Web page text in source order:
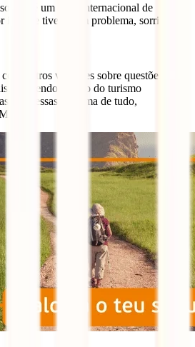
é um sinal internacional de
isso, se tiveres um problema, sorri!
outros viajantes sobre questões,
mantendo o ciclo do turismo
promessas e, acima de tudo,